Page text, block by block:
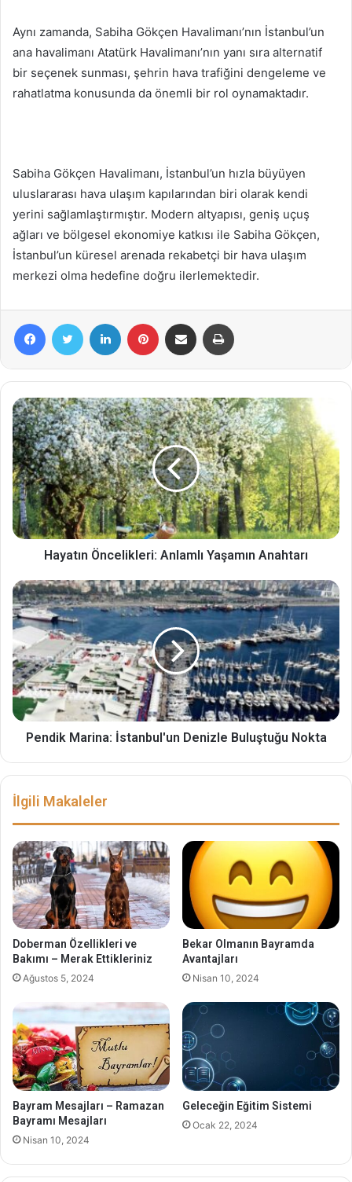
Aynı zamanda, Sabiha Gökçen Havalimanı’nın İstanbul’un
ana havalimanı Atatürk Havalimanı’nın yanı sıra alternatif
bir seçenek sunması, şehrin hava trafiğini dengeleme ve
rahatlatma konusunda da önemli bir rol oynamaktadır.
Sabiha Gökçen Havalimanı, İstanbul’un hızla büyüyen
uluslararası hava ulaşım kapılarından biri olarak kendi
yerini sağlamlaştırmıştır. Modern altyapısı, geniş uçuş
ağları ve bölgesel ekonomiye katkısı ile Sabiha Gökçen,
İstanbul’un küresel arenada rekabetçi bir hava ulaşım
merkezi olma hedefine doğru ilerlemektedir.
Hayatın Öncelikleri: Anlamlı Yaşamın Anahtarı
Pendik Marina: İstanbul'un Denizle Buluştuğu Nokta
İlgili Makaleler
Doberman Özellikleri ve
Bakımı – Merak Ettikleriniz
Ağustos 5, 2024
Bekar Olmanın Bayramda
Avantajları
Nisan 10, 2024
Bayram Mesajları – Ramazan
Bayramı Mesajları
Nisan 10, 2024
Geleceğin Eğitim Sistemi
Ocak 22, 2024